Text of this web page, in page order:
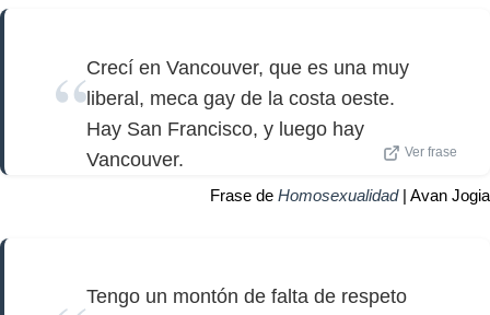
Crecí en Vancouver, que es una muy
liberal, meca gay de la costa oeste.
Hay San Francisco, y luego hay
Vancouver.
Ver frase
Frase de Homosexualidad| Avan Jogia
Tengo un montón de falta de respeto